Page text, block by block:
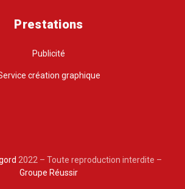
Prestations
Publicité
création graphique
2022 – Toute reproduction interdite –
Groupe Réussir